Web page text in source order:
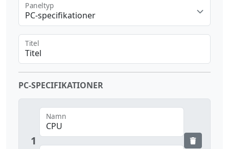
PC-specifikationer
Paneltyp
Titel
PC-SPECIFIKATIONER
1
Namn